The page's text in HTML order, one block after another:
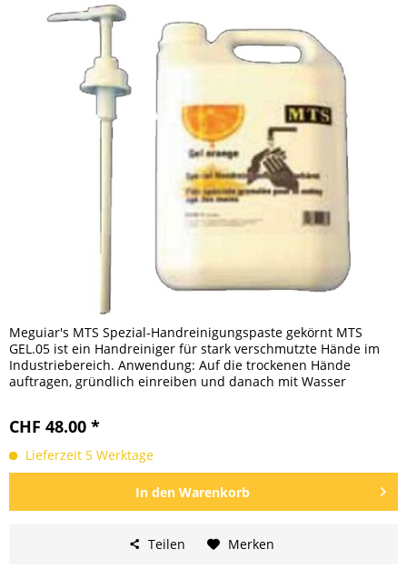
Meguiar's MTS Spezial-Handreinigungspaste gekörnt MTS
GEL.05 ist ein Handreiniger für stark verschmutzte Hände im
Industriebereich. Anwendung: Auf die trockenen Hände
auftragen, gründlich einreiben und danach mit Wasser
CHF 48.00 *
Lieferzeit 5 Werktage
In den Warenkorb
Teilen Merken